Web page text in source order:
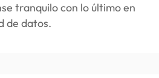
tranquilo con lo último en
de datos.